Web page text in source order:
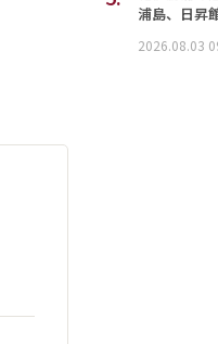
浦島、日昇
2026.08.03